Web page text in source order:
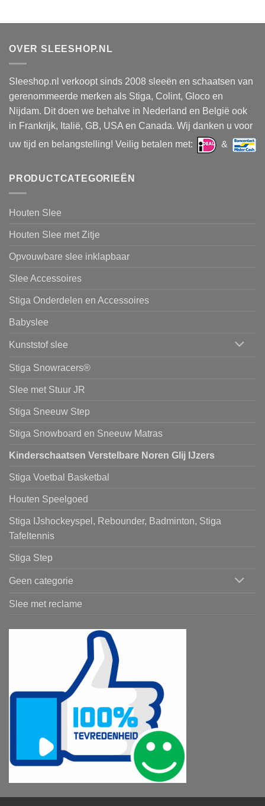
OVER SLEESHOP.NL
Sleeshop.nl verkoopt sinds 2008 sleeën en schaatsen van
gerenommeerde merken als Stiga, Colint, Gloco en
Nijdam. Dit doen we behalve in Nederland en België ook
in Frankrijk, Italië, GB, USA en Canada. Wij danken u voor
uw tijd en belangstelling! Veilig betalen met:
&
PRODUCTCATEGORIEËN
Houten Slee
Houten Slee met Zitje
Opvouwbare slee inklapbaar
Slee Accessoires
Stiga Onderdelen en Accessoires
Babyslee
Kunststof slee
Stiga Snowracers®
Slee met Stuur JR
Stiga Sneeuw Step
Stiga Snowboard en Sneeuw Matras
Kinderschaatsen Verstelbare Noren Glij IJzers
Stiga Voetbal Basketbal
Houten Speelgoed
Stiga IJshockeyspel, Rebounder, Badminton, Stiga
Tafeltennis
Stiga Step
Geen categorie
Slee met reclame